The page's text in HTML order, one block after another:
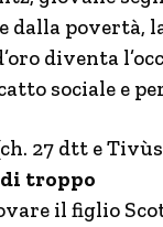
dalla povertà,
diventa
sociale e
27 dtt e
troppo
il figlio